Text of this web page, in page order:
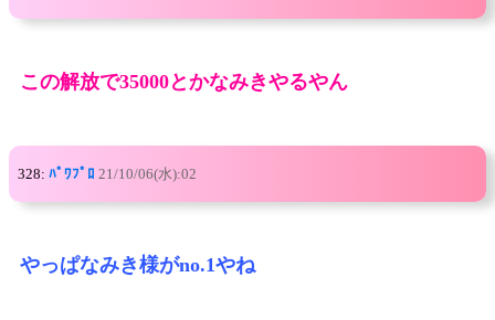
この解放で35000とかなみきやるやん
328: ﾊﾟﾜﾌﾟﾛ 21/10/06(水):02
やっぱなみき様がno.1やね